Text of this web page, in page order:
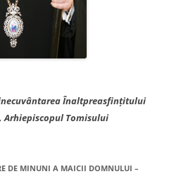
Înaltpreasfințitului
Arhiepiscopul Tomisului
DE MINUNI A MAICII DOMNULUI –